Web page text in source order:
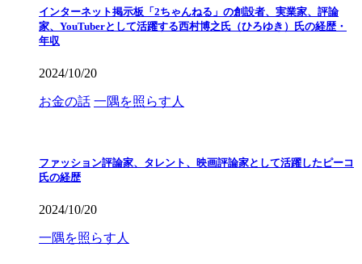
インターネット掲示板「2ちゃんねる」の創設者、実業家、評論
家、YouTuberとして活躍する西村博之氏（ひろゆき）氏の経歴・
年収
2024/10/20
お金の話 一隅を照らす人
ファッション評論家、タレント、映画評論家として活躍したピーコ
氏の経歴
2024/10/20
一隅を照らす人